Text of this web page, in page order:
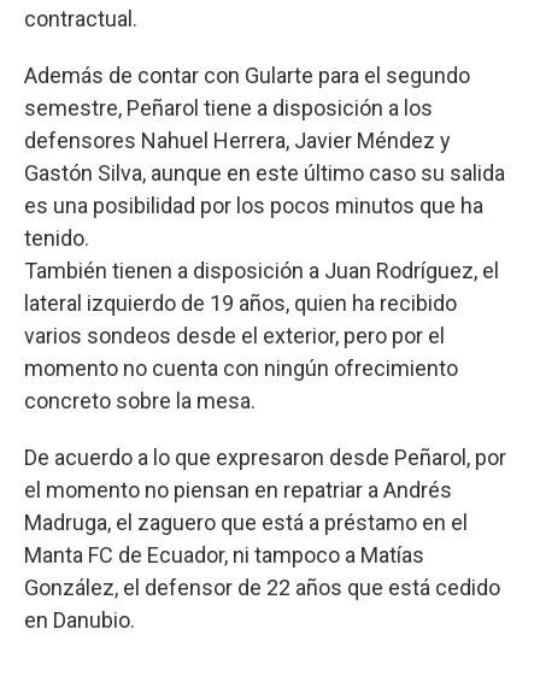
contractual.
Además de contar con Gularte para el segundo
semestre, Peñarol tiene a disposición a los
defensores Nahuel Herrera, Javier Méndez y
Gastón Silva, aunque en este último caso su salida
es una posibilidad por los pocos minutos que ha
tenido.
También tienen a disposición a Juan Rodríguez, el
lateral izquierdo de 19 años, quien ha recibido
varios sondeos desde el exterior, pero por el
momento no cuenta con ningún ofrecimiento
concreto sobre la mesa.
De acuerdo a lo que expresaron desde Peñarol, por
el momento no piensan en repatriar a Andrés
Madruga, el zaguero que está a préstamo en el
Manta FC de Ecuador, ni tampoco a Matías
González, el defensor de 22 años que está cedido
en Danubio.